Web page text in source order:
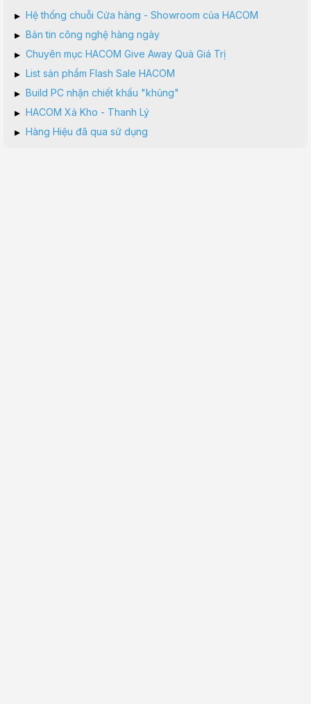
▸ Hệ thống chuỗi Cửa hàng - Showroom của HACOM
▸ Bản tin công nghệ hàng ngày
▸ Chuyên mục HACOM Give Away Quà Giá Trị
▸ List sản phẩm Flash Sale HACOM
▸ Build PC nhận chiết khấu "khủng"
▸ HACOM Xả Kho - Thanh Lý
▸ Hàng Hiệu đã qua sử dụng